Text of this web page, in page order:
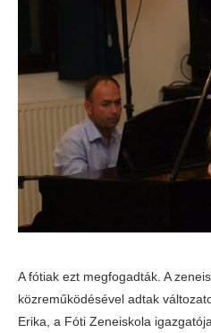
A fótiak ezt megfogadták. A
közreműködésével adtak
Erika, a Fóti Zeneiskola